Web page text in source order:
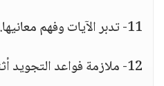
11- تدبر الآيات وفهم معانيها.
12- ملازمة فواعد التجويد أثناء التلاوة.